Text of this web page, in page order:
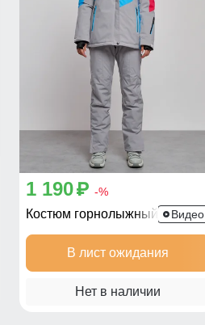
1 190 p -%
Костюм горнолыжный 02319M
Видео
В лист ожидания
Нет в наличии